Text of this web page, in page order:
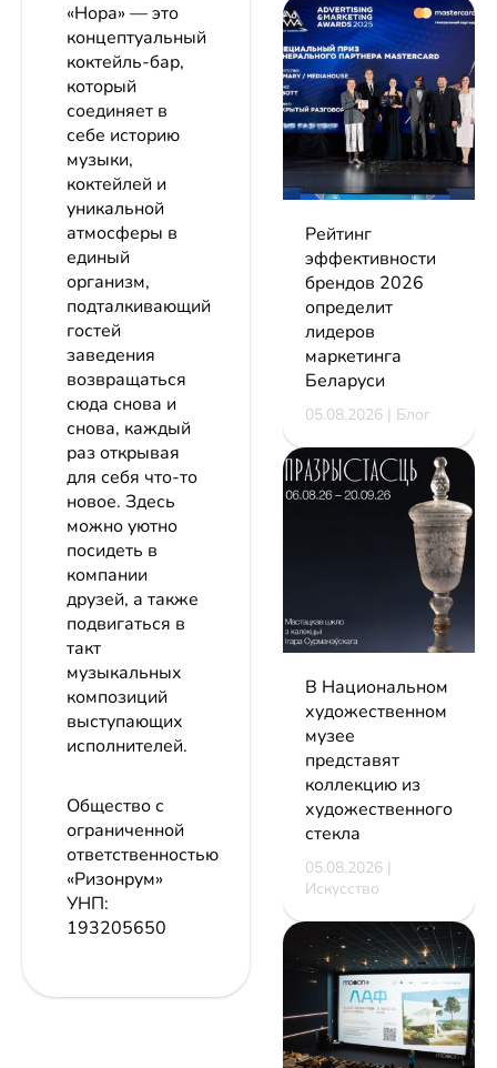
«Нора» — это
концептуальный
коктейль-бар,
который
соединяет в
себе историю
музыки,
коктейлей и
уникальной
атмосферы в
единый
организм,
подталкивающий
гостей
заведения
возвращаться
сюда снова и
снова, каждый
раз открывая
для себя что-то
новое. Здесь
можно уютно
посидеть в
компании
друзей, а также
подвигаться в
такт
музыкальных
композиций
выступающих
исполнителей.
Общество с
ограниченной
ответственностью
«Ризонрум»
УНП:
193205650
Рейтинг
эффективности
брендов 2026
определит
лидеров
маркетинга
Беларуси
05.08.2026 | Блог
В Национальном
художественном
музее
представят
коллекцию из
художественного
стекла
05.08.2026 |
Искусство